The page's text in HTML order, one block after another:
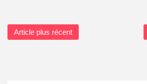
Article plus récent